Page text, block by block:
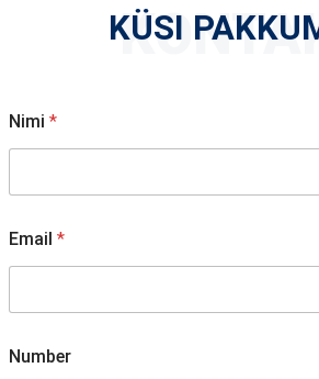
KÜSI
Nimi *
Email *
Number